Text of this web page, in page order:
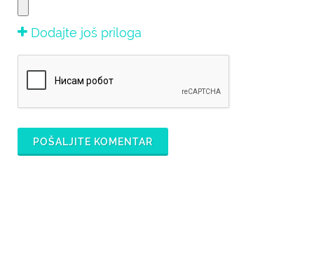
Dodajte još priloga
POŠALJITE KOMENTAR